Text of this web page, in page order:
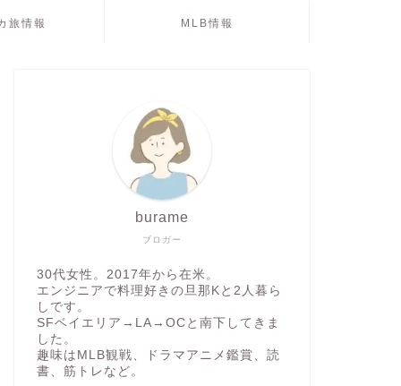
旅情報 MLB情報
ブロガー
burame
30代女性。2017年から在米。
エンジニアで料理好きの旦那Kと2人暮ら
しです。
SFベイエリア→LA→OCと南下してきま
した。
趣味はMLB観戦、ドラマアニメ鑑賞、読
書、筋トレなど。